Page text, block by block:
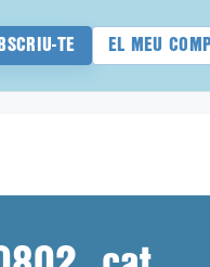
TE EL MEU